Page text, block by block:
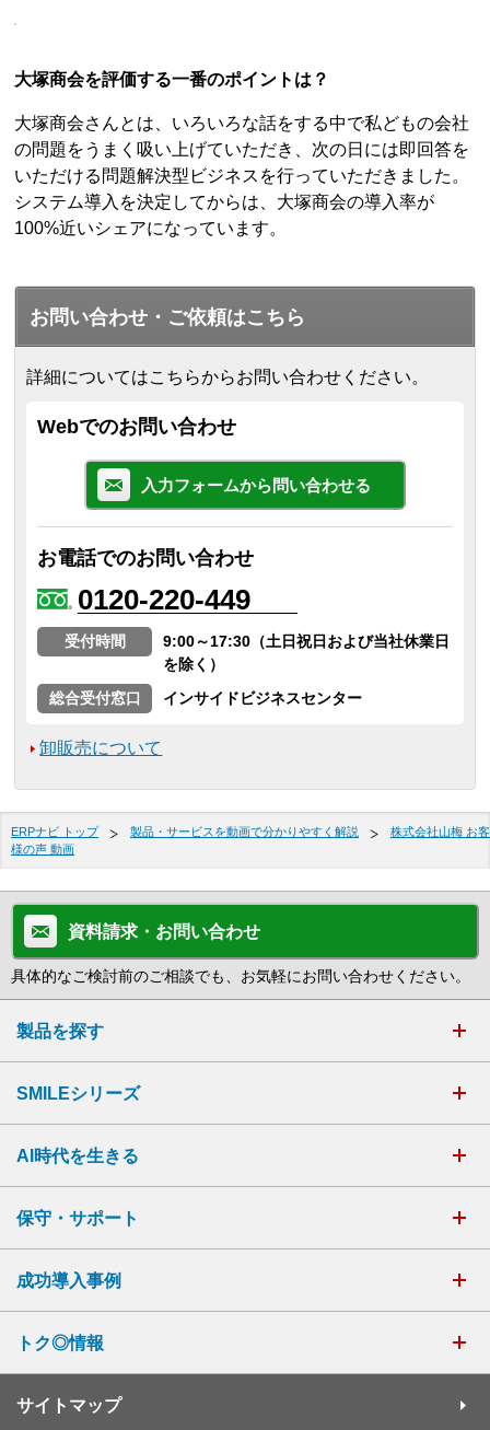
大塚商会を評価する一番のポイントは？
大塚商会さんとは、いろいろな話をする中で私どもの会社
の問題をうまく吸い上げていただき、次の日には即回答を
いただける問題解決型ビジネスを行っていただきました。
システム導入を決定してからは、大塚商会の導入率が
100%近いシェアになっています。
お問い合わせ・ご依頼はこちら
詳細についてはこちらからお問い合わせください。
Webでのお問い合わせ
入力フォームから問い合わせる
お電話でのお問い合わせ
0120-220-449
受付時間
9:00～17:30（土日祝日および当社休業日
を除く）
総合受付窓口
インサイドビジネスセンター
卸販売について
ERPナビ トップ 製品・サービスを動画で分かりやすく解説
株式会社山梅 お客
様の声 動画
資料請求・お問い合わせ
具体的なご検討前のご相談でも、お気軽にお問い合わせください。
製品を探す
SMILEシリーズ
AI時代を生きる
保守・サポート
成功導入事例
トク◎情報
サイトマップ